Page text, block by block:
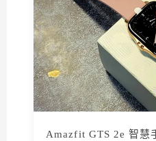
Amazfit GTS 2e 智慧